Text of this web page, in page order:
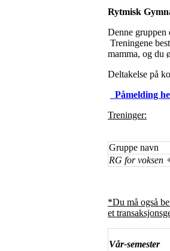
Rytmisk
Denne gruppen
Treningene
mamma, og du
Deltakelse på
Påmelding
Treninger:
Gruppe navn
RG for voksen
*Du må også
et
Vår-semester